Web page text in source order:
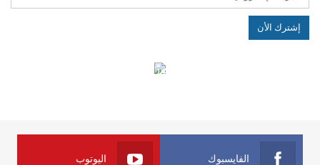
الهياكل الخاضعة لقانون النفاذ إلى المعلومة
الفايسبوك اليوتوب